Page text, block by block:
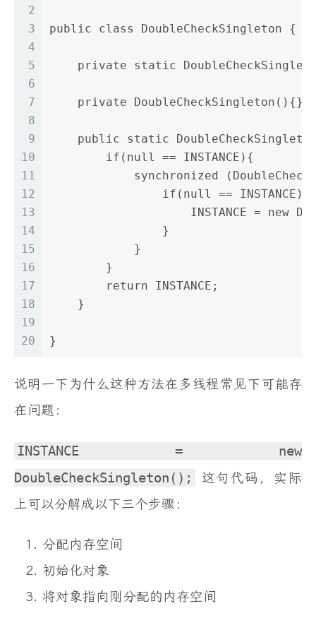
2
3
4
5
6
7
8
9
10
11
12
13
14
15
16
17
18
19
20
public class DoubleCheckSingleton {
private static
    private DoubleCheckSingleton(){}
public static
        if(null == INSTANCE){
synchronized
                if(null == INSTANCE){
INSTANCE = new
                }
            }
        }
        return INSTANCE;
    }
}
说明一下为什么这种方法在多线程常见下可能存
在问题：
INSTANCE = new
DoubleCheckSingleton();
这句代码，实际
上可以分解成以下三个步骤：
分配内存空间
初始化对象
将对象指向刚分配的内存空间